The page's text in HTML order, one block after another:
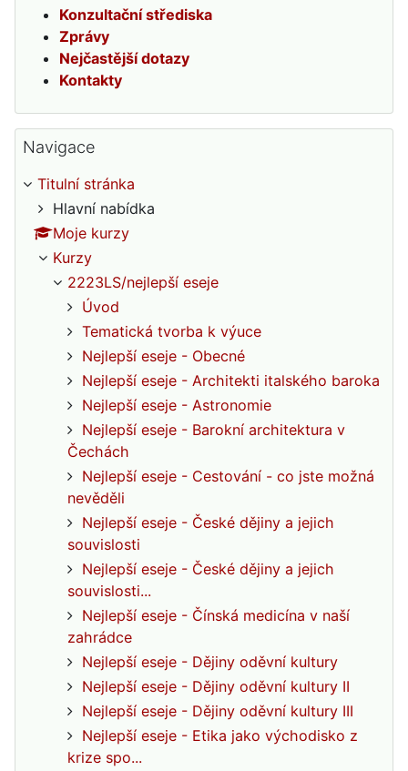
Konzultační střediska
Zprávy
Nejčastější dotazy
Kontakty
Přeskočit: Navigace
Navigace
Titulní stránka
Hlavní nabídka
Moje kurzy
Kurzy
2223LS/nejlepší eseje
Úvod
Tematická tvorba k výuce
Nejlepší eseje - Obecné
Nejlepší eseje - Architekti italského baroka
Nejlepší eseje - Astronomie
Nejlepší eseje - Barokní architektura v
Čechách
Nejlepší eseje - Cestování - co jste možná
nevěděli
Nejlepší eseje - České dějiny a jejich
souvislosti
Nejlepší eseje - České dějiny a jejich
souvislosti...
Nejlepší eseje - Čínská medicína v naší
zahrádce
Nejlepší eseje - Dějiny oděvní kultury
Nejlepší eseje - Dějiny oděvní kultury II
Nejlepší eseje - Dějiny oděvní kultury III
Nejlepší eseje - Etika jako východisko z
krize spo...